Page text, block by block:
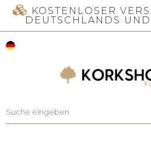
KOSTENLOSER
DEUTSCHLANDS